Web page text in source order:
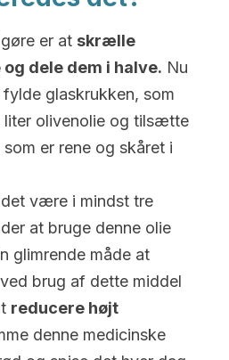
er at skrælle
dele dem i halve. Nu
glaskrukken, som
liter olivenolie og tilsætte
er rene og skåret i
være i mindst tre
at bruge denne olie
glimrende måde at
brug af dette middel
reducere højt
denne medicinske